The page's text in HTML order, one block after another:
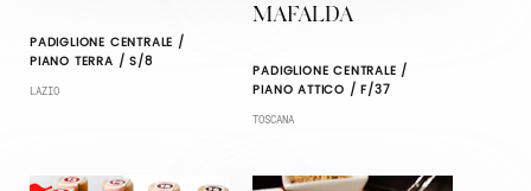
PADIGLIONE CENTRALE /
PIANO TERRA / S/8
LAZIO
MAFALDA
PADIGLIONE CENTRALE /
PIANO ATTICO / F/37
TOSCANA